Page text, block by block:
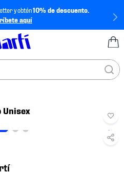
y obtén10% de descuento.
aquí
Unisex